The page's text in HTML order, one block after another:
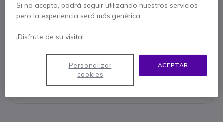
Se entrega con
Micro- auricular A21M.
Contacte a nuestros expertos -
Si no acepta, podrá seguir utilizando nuestros servicios
pero la experiencia será más genérica.
¡Disfrute de su visita!
ACEPTAR
Personalizar
cookies